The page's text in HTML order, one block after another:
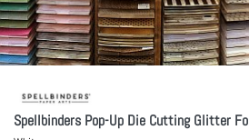
Spellbinders Pop-Up Die Cutting Glitter